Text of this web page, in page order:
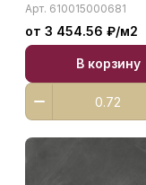
Арт. 610015000681
от 3 454.56 ₽/м2
В корзину